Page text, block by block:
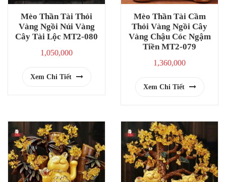
Mèo Thần Tài Thỏi
Vàng Ngồi Núi Vàng
Cây Tài Lộc MT2-080
1,050,000
Xem Chi Tiết
Mèo Thần Tài Cầm
Thỏi Vàng Ngồi Cây
Vàng Chậu Cóc Ngậm
Tiền MT2-079
1,360,000
Xem Chi Tiết